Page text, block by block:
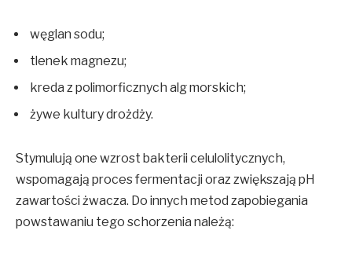
węglan sodu;
tlenek magnezu;
kreda z polimorficznych alg morskich;
żywe kultury drożdży.
Stymulują one wzrost bakterii celulolitycznych,
wspomagają proces fermentacji oraz zwiększają pH
zawartości żwacza. Do innych metod zapobiegania
powstawaniu tego schorzenia należą: